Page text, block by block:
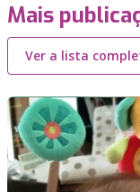
Mais
Ver a lista